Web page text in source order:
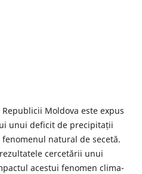
Moldova este expus
unui deficit de precipitații
natural de secetă.
cercetării unui
acestui fenomen clima-